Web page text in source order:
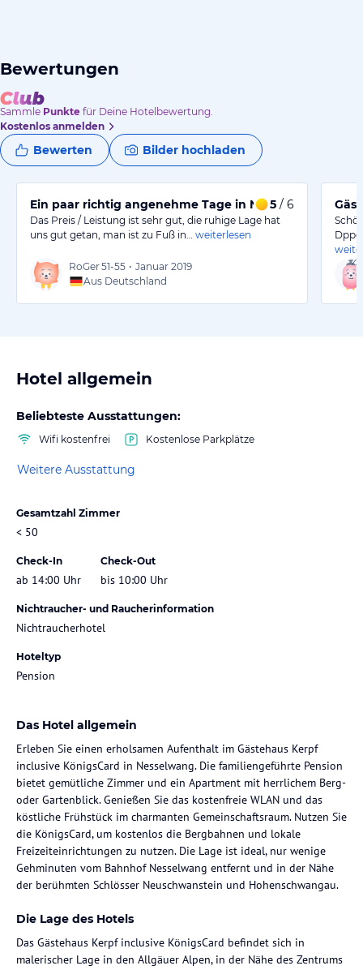
Bewertungen
Sammle Punkte für Deine Hotelbewertung.
Kostenlos anmelden
Bewerten Bilder hochladen
Ein paar richtig angenehme Tage in Nesselwang
5 / 6
Das Preis / Leistung ist sehr gut, die ruhige Lage hat
uns gut getan, man ist zu Fuß in…
weiterlesen
RoGer51-55 • Januar 2019
Aus Deutschland
Hotel allgemein
Beliebteste Ausstattungen:
Wifi kostenfrei Kostenlose Parkplätze
Weitere Ausstattung
Gesamtzahl Zimmer
< 50
Check-In
ab 14:00 Uhr
Check-Out
bis 10:00 Uhr
Nichtraucher- und Raucherinformation
Nichtraucherhotel
Hoteltyp
Pension
Das Hotel allgemein
Erleben Sie einen erholsamen Aufenthalt im Gästehaus Kerpf
inclusive KönigsCard in Nesselwang. Die familiengeführte Pension
bietet gemütliche Zimmer und ein Apartment mit herrlichem Berg-
oder Gartenblick. Genießen Sie das kostenfreie WLAN und das
köstliche Frühstück im charmanten Gemeinschaftsraum. Nutzen Sie
die KönigsCard, um kostenlos die Bergbahnen und lokale
Freizeiteinrichtungen zu nutzen. Die Lage ist ideal, nur wenige
Gehminuten vom Bahnhof Nesselwang entfernt und in der Nähe
der berühmten Schlösser Neuschwanstein und Hohenschwangau.
Die Lage des Hotels
Das Gästehaus Kerpf inclusive KönigsCard befindet sich in
malerischer Lage in den Allgäuer Alpen, in der Nähe des Zentrums